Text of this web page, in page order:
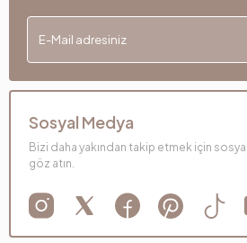
Sosyal Medya
Bizi daha yakından takip etmek için
göz atın.